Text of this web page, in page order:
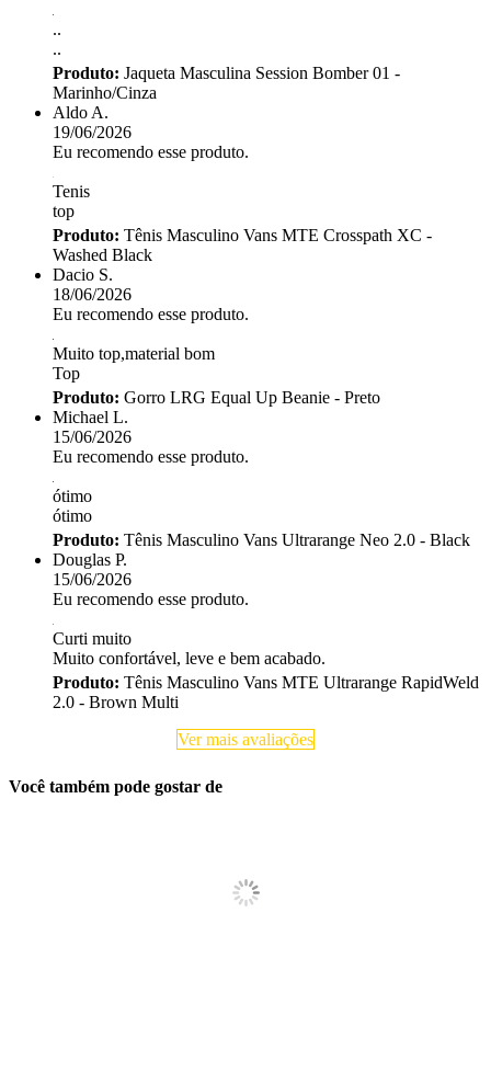
..
..
Produto: Jaqueta Masculina Session Bomber 01 -
Marinho/Cinza
Aldo A.
19/06/2026
Eu recomendo esse produto.
Tenis
top
Produto: Tênis Masculino Vans MTE Crosspath XC -
Washed Black
Dacio S.
18/06/2026
Eu recomendo esse produto.
Muito top,material bom
Top
Produto: Gorro LRG Equal Up Beanie - Preto
Michael L.
15/06/2026
Eu recomendo esse produto.
ótimo
ótimo
Produto: Tênis Masculino Vans Ultrarange Neo 2.0 - Black
Douglas P.
15/06/2026
Eu recomendo esse produto.
Curti muito
Muito confortável, leve e bem acabado.
Produto: Tênis Masculino Vans MTE Ultrarange RapidWeld
2.0 - Brown Multi
Ver mais avaliações
Você também pode gostar de